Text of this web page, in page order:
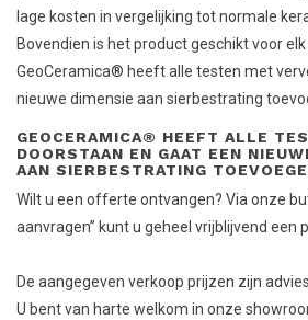
lage kosten in vergelijking tot normale
Bovendien is het product geschikt voor
GeoCeramica® heeft alle testen met
nieuwe dimensie aan sierbestrating
GEOCERAMICA® HEEFT ALLE
DOORSTAAN EN GAAT EEN
AAN SIERBESTRATING
Wilt u een offerte ontvangen? Via onze
aanvragen” kunt u geheel vrijblijvend een
De aangegeven verkoop prijzen zijn
U bent van harte welkom in onze